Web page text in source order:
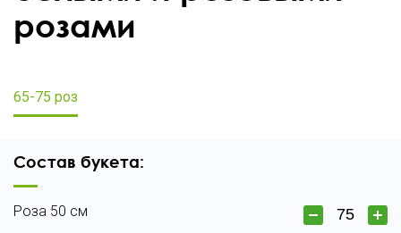
розами
65-75 роз
Состав букета:
Роза 50 см